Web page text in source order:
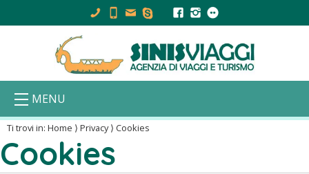
MENU
Ti trovi in: Home ⟩ Privacy⟩ Cookies
Cookies